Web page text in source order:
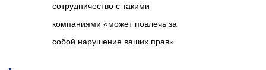
сотрудничество с такими
компаниями «может повлечь за
собой нарушение ваших прав»